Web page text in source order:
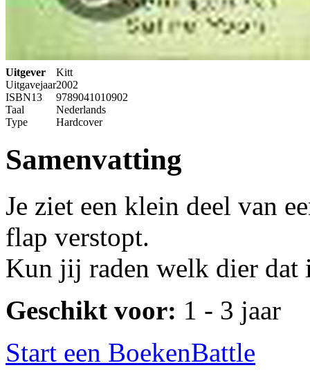
Uitgever
Kitt
Uitgavejaar2002
ISBN13
9789041010902
Taal
Nederlands
Type
Hardcover
Samenvatting
Je ziet een klein deel van
flap verstopt.
Kun jij raden welk dier dat
Geschikt voor: 1 - 3 jaar
Start een BoekenBattle